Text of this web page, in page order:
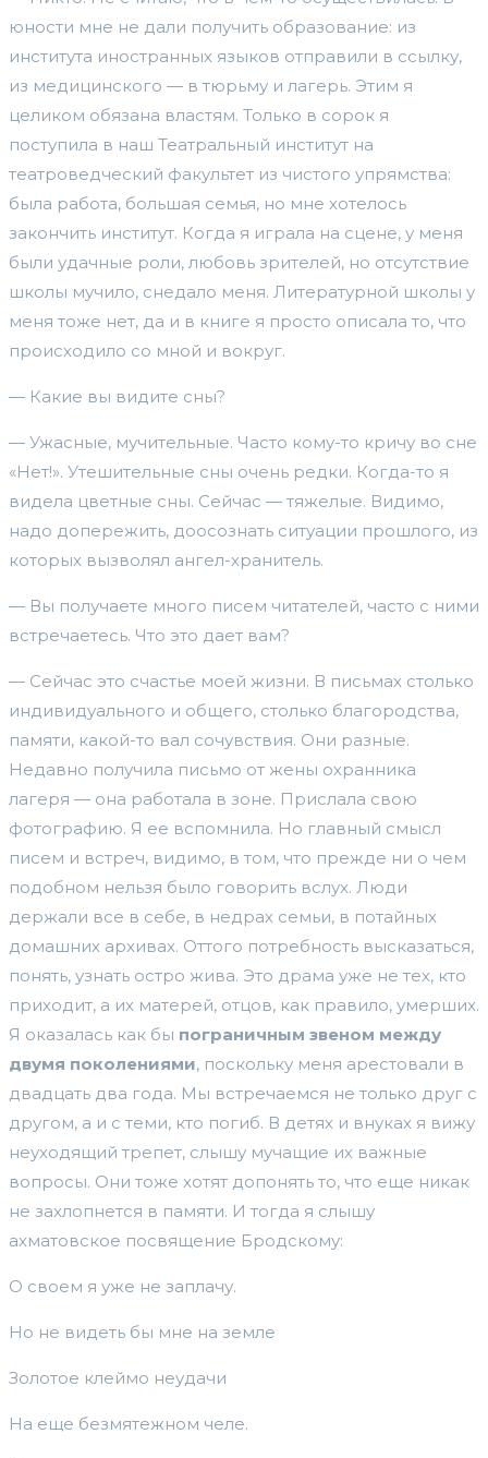
юности мне не дали получить образование: из
института иностранных языков отправили в ссылку,
из медицинского — в тюрьму и лагерь. Этим я
целиком обязана властям. Только в сорок я
поступила в наш Театральный институт на
театроведческий факультет из чистого упрямства:
была работа, большая семья, но мне хотелось
закончить институт. Когда я играла на сцене, у меня
были удачные роли, любовь зрителей, но отсутствие
школы мучило, снедало меня. Литературной школы у
меня тоже нет, да и в книге я просто описала то, что
происходило со мной и вокруг.
— Какие вы видите сны?
— Ужасные, мучительные. Часто кому-то кричу во сне
«Нет!». Утешительные сны очень редки. Когда-то я
видела цветные сны. Сейчас — тяжелые. Видимо,
надо допережить, доосознать ситуации прошлого, из
которых вызволял ангел-хранитель.
— Вы получаете много писем читателей, часто с ними
встречаетесь. Что это дает вам?
— Сейчас это счастье моей жизни. В письмах столько
индивидуального и общего, столько благородства,
памяти, какой-то вал сочувствия. Они разные.
Недавно получила письмо от жены охранника
лагеря — она работала в зоне. Прислала свою
фотографию. Я ее вспомнила. Но главный смысл
писем и встреч, видимо, в том, что прежде ни о чем
подобном нельзя было говорить вслух. Люди
держали все в себе, в недрах семьи, в потайных
домашних архивах. Оттого потребность высказаться,
понять, узнать остро жива. Это драма уже не тех, кто
приходит, а их матерей, отцов, как правило, умерших.
Я оказалась как бы пограничным звеном между
двумя поколениями, поскольку меня арестовали в
двадцать два года. Мы встречаемся не только друг с
другом, а и с теми, кто погиб. В детях и внуках я вижу
неуходящий трепет, слышу мучащие их важные
вопросы. Они тоже хотят допонять то, что еще никак
не захлопнется в памяти. И тогда я слышу
ахматовское посвящение Бродскому:
О своем я уже не заплачу.
Но не видеть бы мне на земле
Золотое клеймо неудачи
На еще безмятежном челе.